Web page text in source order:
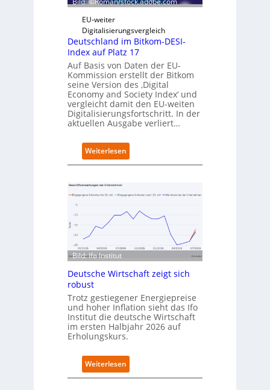
r
i
t
s
e
r
ö
f
f
n
e
n
e
u
C
a
m
s
EU-weiter
Digitalisierungsvergleich
Deutschland im Bitkom-DESI-
Index auf Platz 17
Auf Basis von Daten der EU-
Kommission erstellt der Bitkom
seine Version des ‚Digital
Economy and Society Index‘ und
vergleicht damit den EU-weiten
Digitalisierungsfortschritt. In der
aktuellen Ausgabe verliert…
Weiterlesen:
D
t
c
a
i
B
i
t
k
m
-
D
Bild: Ifo Institut
Deutsche Wirtschaft zeigt sich
robust
Trotz gestiegener Energiepreise
und hoher Inflation sieht das Ifo
Institut die deutsche Wirtschaft
im ersten Halbjahr 2026 auf
Erholungskurs.
Weiterlesen:
D